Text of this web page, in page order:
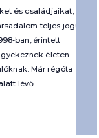
és családjaikat,
teljes jogú
ban, érintett
életen
Már régóta
lévő